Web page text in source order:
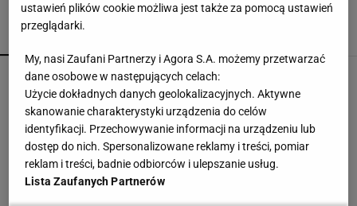
Trzy minuty i wstrząs u Igi Świątek. Szkoda, że
Roig tego nie widział
SUBSKRYPCJA
Pucharowa wygrana Chicago. 64 minuty
Lewandowskiego
ustawień plików cookie możliwa jest także za pomocą ustawień
przeglądarki.
My, nasi Zaufani Partnerzy i Agora S.A. możemy przetwarzać
dane osobowe w następujących celach:
Użycie dokładnych danych geolokalizacyjnych. Aktywne
skanowanie charakterystyki urządzenia do celów
identyfikacji. Przechowywanie informacji na urządzeniu lub
dostęp do nich. Spersonalizowane reklamy i treści, pomiar
reklam i treści, badnie odbiorców i ulepszanie usług.
Lista Zaufanych Partnerów